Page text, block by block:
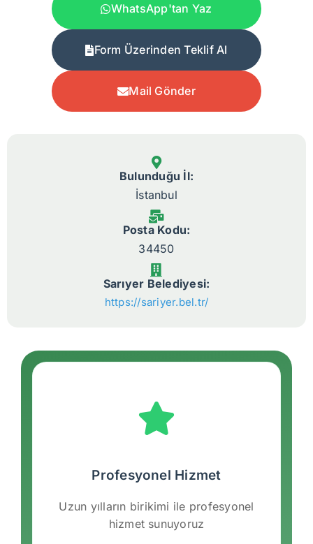
WhatsApp'tan Yaz
Form Üzerinden Teklif Al
Mail Gönder
Bulunduğu İl:
İstanbul
Posta Kodu:
34450
Sarıyer Belediyesi:
https://sariyer.bel.tr/
Profesyonel Hizmet
Uzun yılların birikimi ile profesyonel
hizmet sunuyoruz